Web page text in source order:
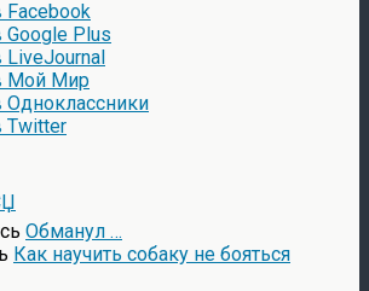
Обманул …
Как научить собаку не бояться